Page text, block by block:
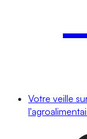
Votre veille